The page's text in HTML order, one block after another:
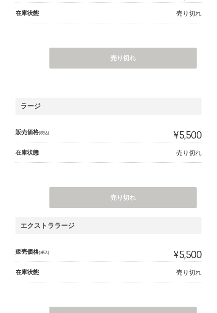
在庫状態 売り切れ
売り切れ
ラージ
販売価格(税込) ¥5,500
在庫状態 売り切れ
売り切れ
エクストララージ
販売価格(税込) ¥5,500
在庫状態 売り切れ